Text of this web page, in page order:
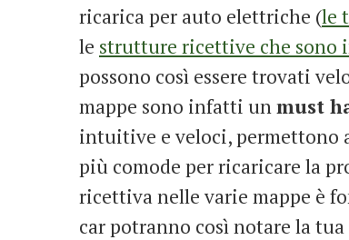
ricarica per auto elettriche (le
le strutture ricettive che sono
possono così essere trovati
mappe sono infatti un must
intuitive e veloci, permettono
più comode per ricaricare la
ricettiva nelle varie mappe è
car potranno così notare la